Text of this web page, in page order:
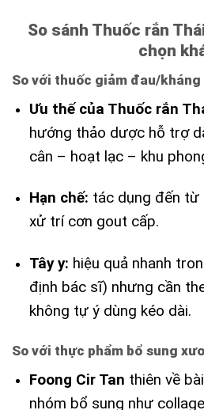
So sánh Thuốc rắn
chọn
So với thuốc giảm đau/kháng
Ưu thế của Thuốc rắn
hướng thảo dược hỗ trợ
cân – hoạt lạc – khu
Hạn chế: tác dụng đến từ
xử trí cơn gout cấp.
Tây y: hiệu quả nhanh
định bác sĩ) nhưng cần
không tự ý dùng kéo dài.
So với thực phẩm bổ sung
Foong Cir Tan thiên về
nhóm bổ sung như